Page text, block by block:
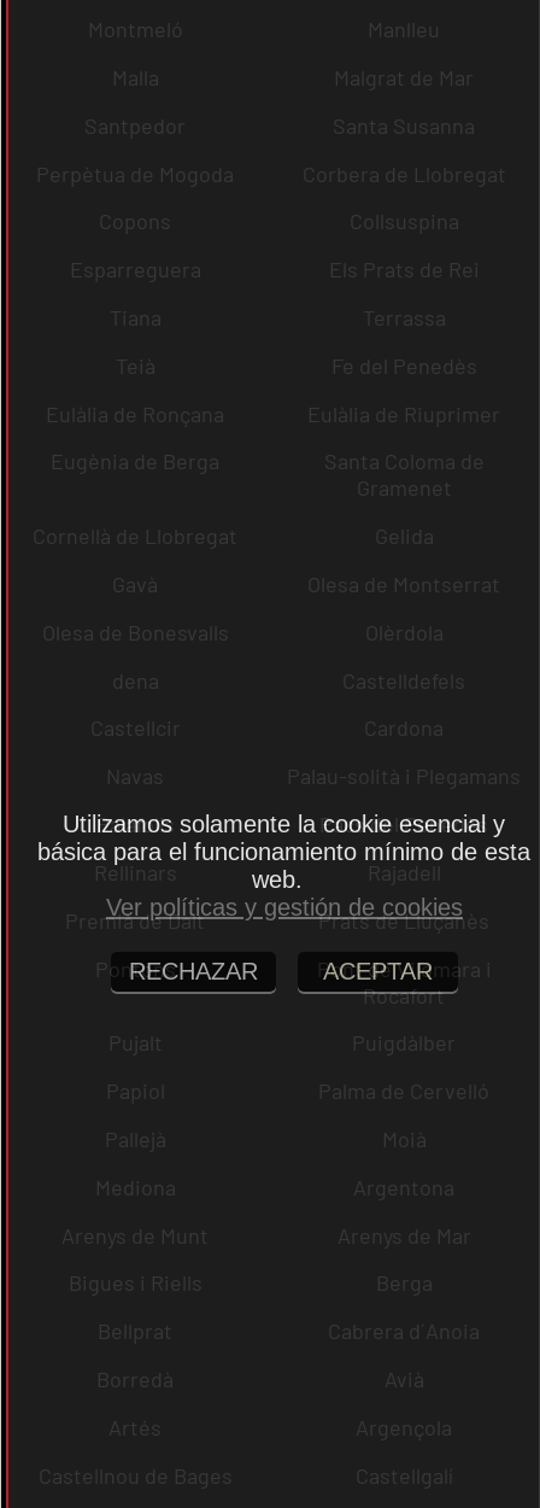
Montmeló
Manlleu
Malla
Malgrat de Mar
Santpedor
Santa Susanna
Perpètua de Mogoda
Corbera de Llobregat
Copons
Collsuspina
Esparreguera
Els Prats de Rei
Tiana
Terrassa
Teià
Fe del Penedès
Eulàlia de Ronçana
Eulàlia de Riuprimer
Eugènia de Berga
Santa Coloma de
Gramenet
Cornellà de Llobregat
Gelida
Gavà
Olesa de Montserrat
Olesa de Bonesvalls
Olèrdola
dena
Castelldefels
Castellcir
Cardona
Navas
Palau-solità i Plegamans
Palafolls
Pacs del Penedès
Rellinars
Rajadell
Premià de Dalt
Prats de Lluçanès
Pontons
Pont de Vilomara i
Rocafort
Pujalt
Puigdàlber
Papiol
Palma de Cervelló
Pallejà
Moià
Mediona
Argentona
Arenys de Munt
Arenys de Mar
Bigues i Riells
Berga
Bellprat
Cabrera d´Anoia
Borredà
Avià
Artés
Argençola
Castellnou de Bages
Castellgalí
Utilizamos solamente la cookie esencial y
básica para el funcionamiento mínimo de esta
web.
Ver políticas y gestión de cookies
RECHAZAR ACEPTAR